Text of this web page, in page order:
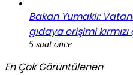
Bakan Yumaklı:
gıdaya erişimi
5 saat önce
En Çok Görüntülenen